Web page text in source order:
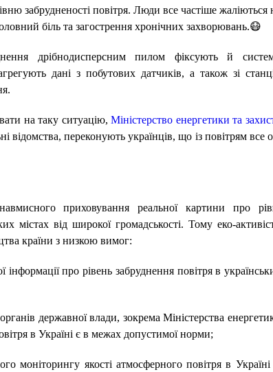
забрудненості повітря. Люди все частіше жаліються
біль та загострення хронічних захворювань.😷
дрібнодисперсним пилом фіксують й
дані з побутових датчиків, а також зі
на таку ситуацію,Міністерство енергетики та
відомства, переконують українців, що із повітрям все
приховування реальної картини про
містах від широкої громадськості. Тому еко-
країни з низкою вимог:
інформації про рівень забруднення повітря в
державної влади, зокрема Міністерства
в Україні є в межах допустимої норми;
моніторингу якості атмосферного повітря в Україні